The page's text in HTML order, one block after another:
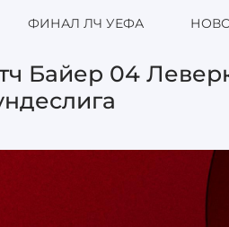
ФИНАЛ ЛЧ УЕФА
Байер 04